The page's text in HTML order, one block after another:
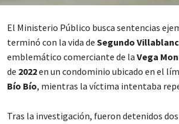
El Ministerio Público busca sentencias
terminó con la vida de Segundo
emblemático comerciante de la Vega
de 2022en un condominio ubicado en el
Bío Bío, mientras la víctima intentaba
Tras la investigación, fueron detenidos